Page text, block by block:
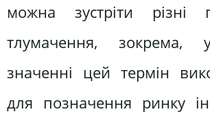
можна зустріти різні
тлумачення, зокрема,
значенні цей термін
для позначення ринку